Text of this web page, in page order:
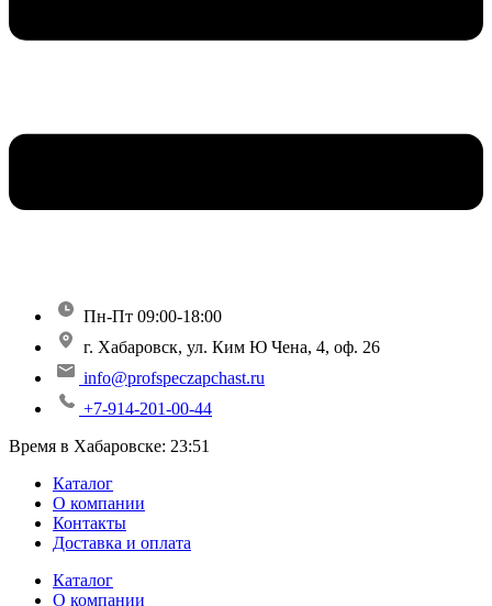
Пн-Пт 09:00-18:00
г. Хабаровск, ул. Ким Ю Чена, 4, оф. 26
info@profspeczapchast.ru
+7-914-201-00-44
Время в Хабаровске: 23:51
Каталог
О компании
Контакты
Доставка и оплата
Каталог
О компании